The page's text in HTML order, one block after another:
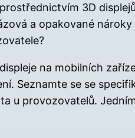
3D
a opakované
na mobilních
Seznamte se se
u provozovatelů.